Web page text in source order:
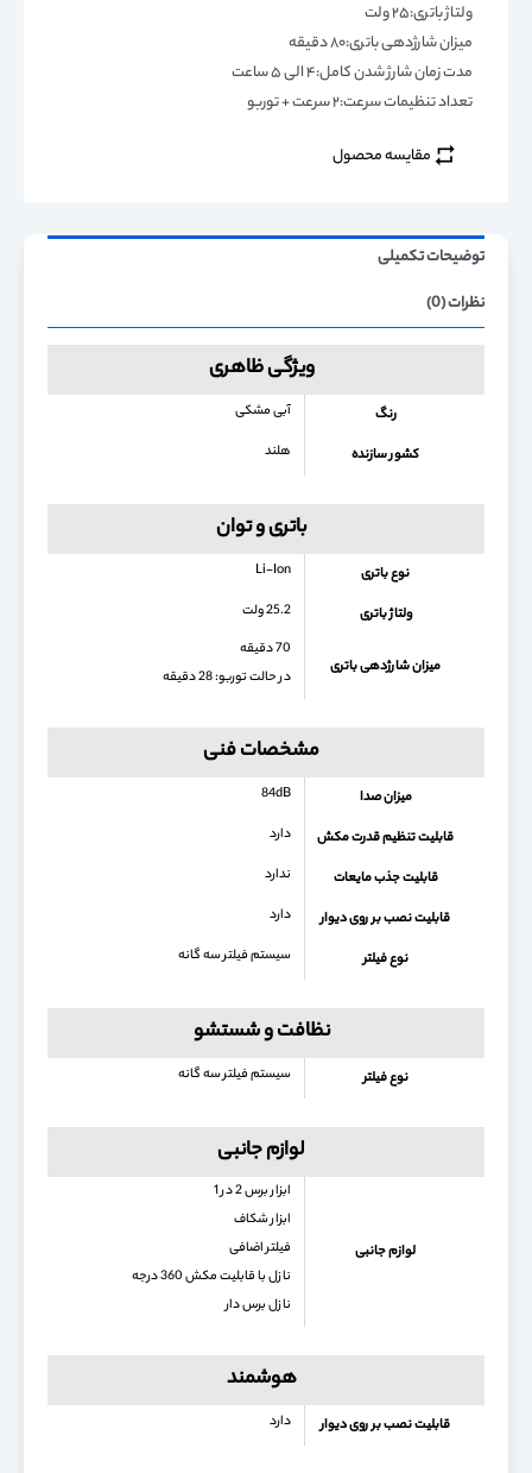
ولتاژ باتری:۲۵ ولت
میزان شارژدهی باتری:۸۰ دقیقه
مدت زمان شارژ شدن کامل:۴ الی ۵ ساعت
تعداد تنظیمات سرعت:۲ سرعت + توربو
مقایسه محصول
توضیحات تکمیلی
نظرات (0)
ویژگی ظاهری
رنگ آبی مشکی
کشور سازنده هلند
باتری و توان
نوع باتری Li-Ion
ولتاژ باتری 25.2 ولت
میزان شارژدهی باتری
70 دقیقه
در حالت توربو: 28 دقیقه
مشخصات فنی
میزان صدا 84dB
قابلیت تنظیم قدرت مکش دارد
قابلیت جذب مایعات ندارد
قابلیت نصب بر روی دیوار دارد
نوع فیلتر سیستم فیلتر سه گانه
نظافت و شستشو
نوع فیلتر سیستم فیلتر سه گانه
لوازم جانبی
لوازم جانبی
ابزار برس 2 در 1
ابزار شکاف
فیلتر اضافی
نازل با قابلیت مکش 360 درجه
نازل برس دار
هوشمند
قابلیت نصب بر روی دیوار دارد